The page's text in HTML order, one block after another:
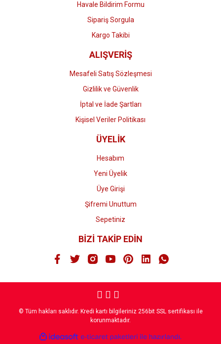
Havale Bildirim Formu
Sipariş Sorgula
Kargo Takibi
ALIŞVERİŞ
Mesafeli Satış Sözleşmesi
Gizlilik ve Güvenlik
İptal ve İade Şartları
Kişisel Veriler Politikası
ÜYELİK
Hesabım
Yeni Üyelik
Üye Girişi
Şifremi Unuttum
Sepetiniz
BİZİ TAKİP EDİN
© Tüm hakları saklıdır. Kredi kartı bilgileriniz 256bit SSL sertifikası ile
korunmaktadır.
ideasoft
e-